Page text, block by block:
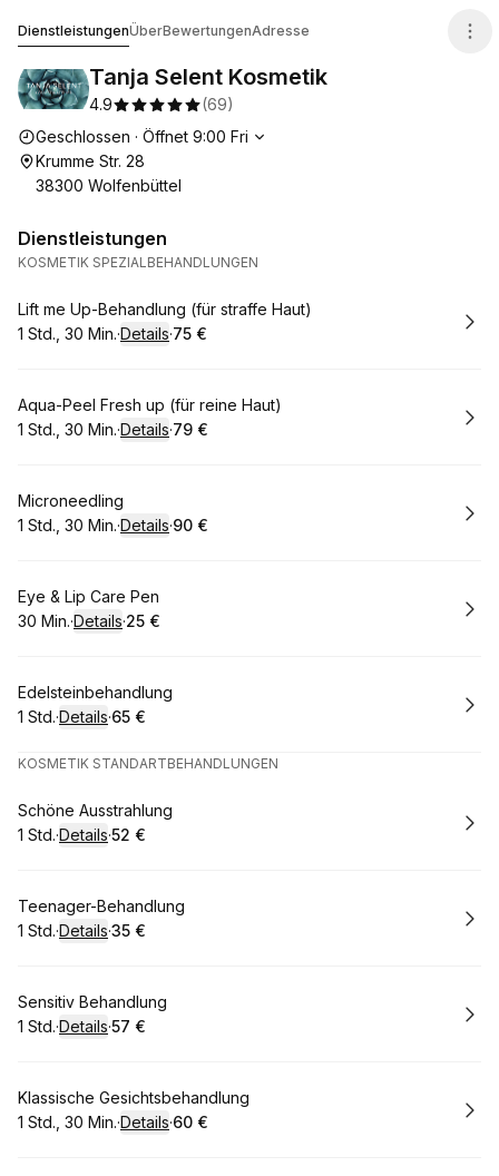
DienstleistungenÜberBewertungenAdresse
Tanja Selent Kosmetik
4.9 (69)
Die Öffnungszeiten
Geschlossen · Öffnet 9:00 Fri
Krumme Str. 28
38300 Wolfenbüttel
Dienstleistungen
KOSMETIK SPEZIALBEHANDLUNGEN
Buchen
Lift me Up-Behandlung (für straffe Haut)
. Dauer:
1 Std., 30 Min.·Details·
. Preis
75 €
Buchen
Aqua-Peel Fresh up (für reine Haut)
. Dauer:
1 Std., 30 Min.·Details·
. Preis
79 €
Buchen
Microneedling
. Dauer:
1 Std., 30 Min.·Details·
.Preis
90 €
Buchen
Eye & Lip Care Pen
.Dauer:
30 Min.·Details·
.Preis
25 €
Buchen
Edelsteinbehandlung
. Dauer:
1 Std.·Details·
.Preis
65 €
KOSMETIK STANDARTBEHANDLUNGEN
Buchen
Schöne Ausstrahlung
. Dauer:
1 Std.·Details·
.Preis
52 €
Buchen
Teenager-Behandlung
. Dauer:
1 Std.·Details·
.Preis
35 €
Buchen
Sensitiv Behandlung
. Dauer:
1 Std.·Details·
.Preis
57 €
Buchen
Klassische Gesichtsbehandlung
. Dauer:
1 Std., 30 Min.·Details·
.Preis
60 €